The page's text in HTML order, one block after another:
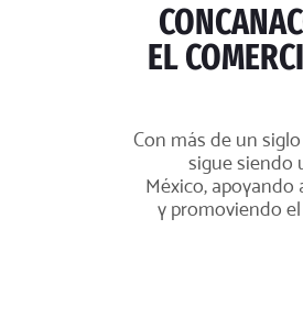
EL
Con más de un
sigue siendo
México, apoyando
y promoviendo